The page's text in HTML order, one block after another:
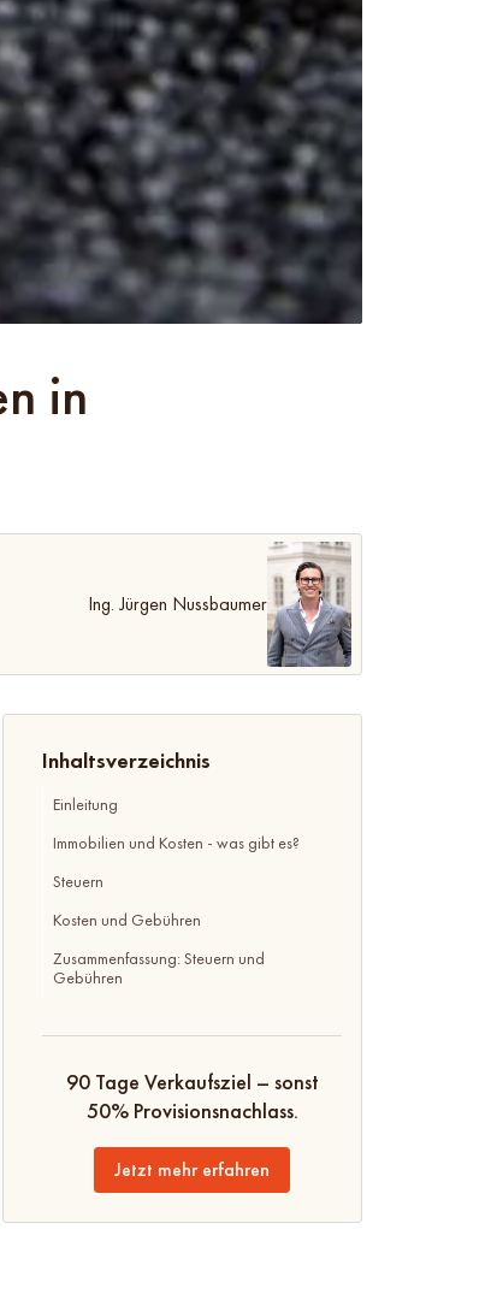
in
Ing. Jürgen Nussbaumer
Inhaltsverzeichnis
Einleitung
Immobilien und Kosten - was gibt es?
Steuern
Kosten und Gebühren
Zusammenfassung: Steuern und
Gebühren
90 Tage Verkaufsziel – sonst
50% Provisionsnachlass.
Jetzt mehr erfahren